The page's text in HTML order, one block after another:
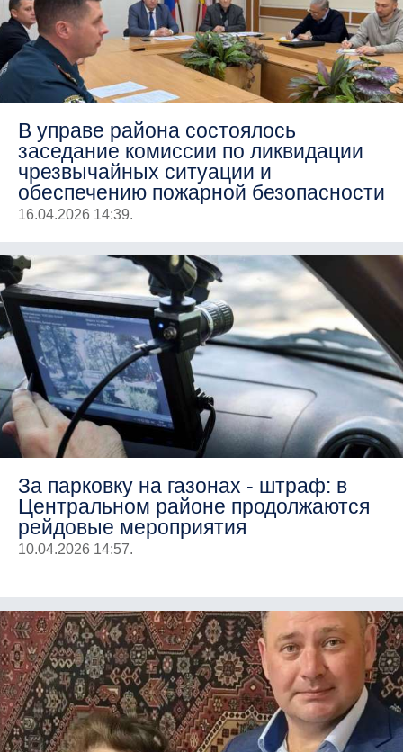
В управе района состоялось
заседание комиссии по ликвидации
чрезвычайных ситуации и
обеспечению пожарной безопасности
16.04.2026 14:39.
За парковку на газонах - штраф: в
Центральном районе продолжаются
рейдовые мероприятия
10.04.2026 14:57.